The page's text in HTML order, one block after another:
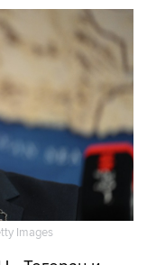
Images